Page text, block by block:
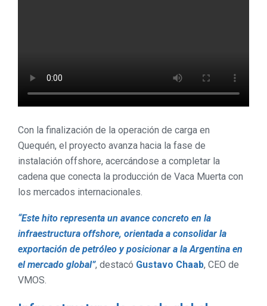
Con la finalización de la operación de carga en
Quequén, el proyecto avanza hacia la fase de
instalación offshore, acercándose a completar la
cadena que conecta la producción de Vaca Muerta con
los mercados internacionales.
“Este hito representa un avance concreto en la
infraestructura offshore, orientada a consolidar la
exportación de petróleo y posicionar a la Argentina en
el mercado global”, destacó Gustavo Chaab, CEO de
VMOS.